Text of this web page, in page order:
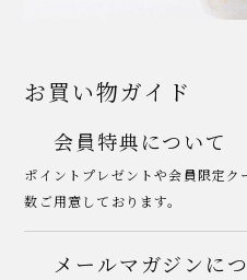
お買い物ガイド
会員特典について
ポイントプレゼントや会員限定
数ご用意しております。
メールマガジンに